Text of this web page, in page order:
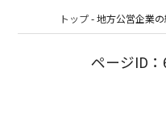
トップ-地方公営企業
ページID